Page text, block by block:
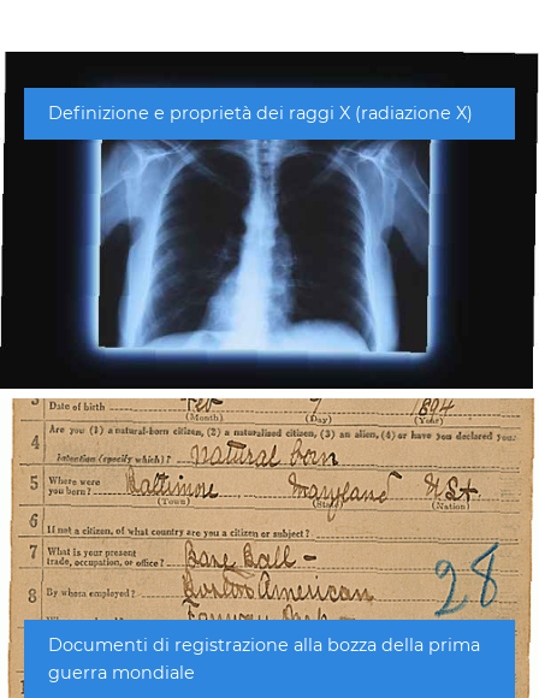
Definizione e proprietà dei raggi X (radiazione X)
Documenti di registrazione alla bozza della prima
guerra mondiale